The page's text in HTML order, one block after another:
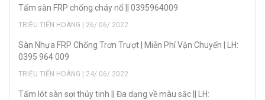
Tấm sàn FRP chống cháy nổ || 0395964009
TRIỆU TIẾN HOÀNG | 26/ 06/ 2022
Sàn Nhựa FRP Chống Trơn Trượt | Miễn Phí Vận Chuyển | LH:
0395 964 009
TRIỆU TIẾN HOÀNG | 24/ 06/ 2022
Tấm lót sàn sợi thủy tinh || Đa dạng về màu sắc || LH: